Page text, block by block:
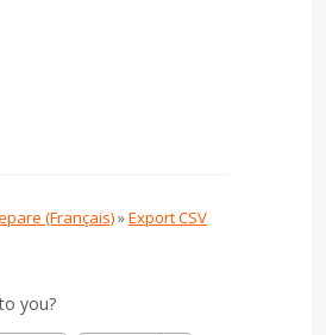
(Français)»Export CSV
you?